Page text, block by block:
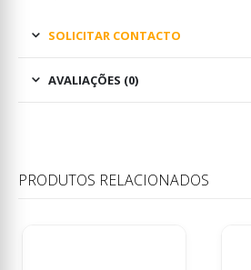
SOLICITAR CONTACTO
AVALIAÇÕES (0)
PRODUTOS RELACIONADOS